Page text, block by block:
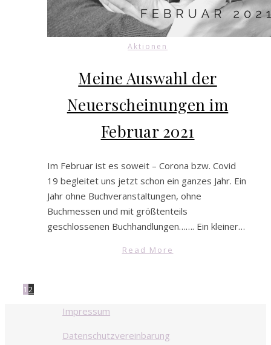
Aktionen
Meine Auswahl der
Neuerscheinungen im
Februar 2021
Im Februar ist es soweit – Corona bzw. Covid
19 begleitet uns jetzt schon ein ganzes Jahr. Ein
Jahr ohne Buchveranstaltungen, ohne
Buchmessen und mit größtenteils
geschlossenen Buchhandlungen……. Ein kleiner…
Read More
1 2
Impressum
Datenschutzvereinbarung